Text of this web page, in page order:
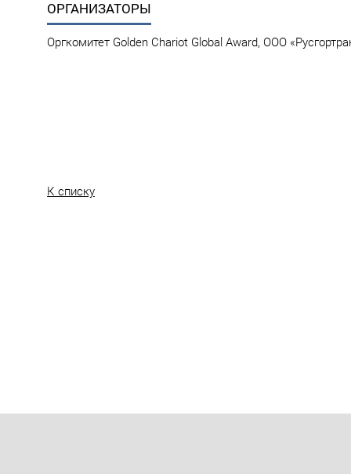
ОРГАНИЗАТОРЫ
Оргкомитет Golden Chariot Global Award, ООО
К списку